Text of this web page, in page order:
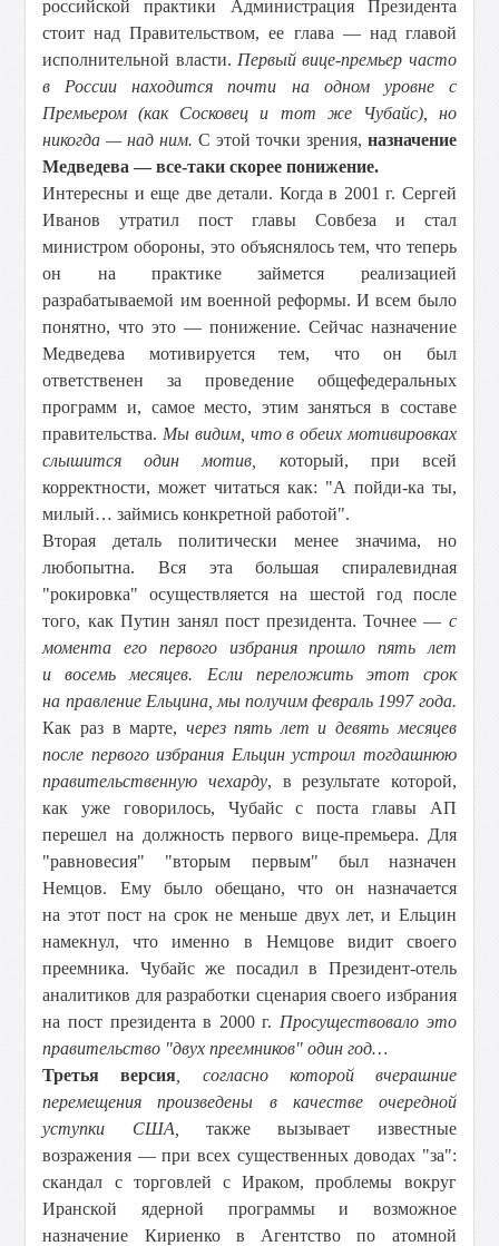
российской практики Администрация Президента
стоит над Правительством, ее глава — над главой
исполнительной власти. Первый вице-премьер часто
в России находится почти на одном уровне с
Премьером (как Сосковец и тот же Чубайс), но
никогда — над ним. С этой точки зрения, назначение
Медведева — все-таки скорее понижение.
Интересны и еще две детали. Когда в 2001 г. Сергей
Иванов утратил пост главы Совбеза и стал
министром обороны, это объяснялось тем, что теперь
он на практике займется реализацией
разрабатываемой им военной реформы. И всем было
понятно, что это — понижение. Сейчас назначение
Медведева мотивируется тем, что он был
ответственен за проведение общефедеральных
программ и, самое место, этим заняться в составе
правительства. Мы видим, что в обеих мотивировках
слышится один мотив, который, при всей
корректности, может читаться как: "А пойди-ка ты,
милый… займись конкретной работой".
Вторая деталь политически менее значима, но
любопытна. Вся эта большая спиралевидная
"рокировка" осуществляется на шестой год после
того, как Путин занял пост президента. Точнее — с
момента его первого избрания прошло пять лет
и восемь месяцев.
Если переложить этот срок
на правление Ельцина, мы получим февраль 1997 года.
Как раз в марте, через пять лет и девять месяцев
после первого избрания Ельцин устроил тогдашнюю
правительственную чехарду, в результате которой,
как уже говорилось, Чубайс с поста главы АП
перешел на должность первого вице-премьера. Для
"равновесия" "вторым первым" был назначен
Немцов. Ему было обещано, что он назначается
на этот пост на срок не меньше двух лет, и Ельцин
намекнул, что именно в Немцове видит своего
преемника. Чубайс же посадил в Президент-отель
аналитиков для разработки сценария своего избрания
на пост президента в 2000 г. Просуществовало это
правительство "двух преемников" один год…
Третья версия , согласно которой вчерашние
перемещения произведены в качестве очередной
уступки США,
также вызывает известные
возражения — при всех существенных доводах "за":
скандал с торговлей с Ираком, проблемы вокруг
Иранской ядерной программы и возможное
назначение Кириенко в Агентство по атомной